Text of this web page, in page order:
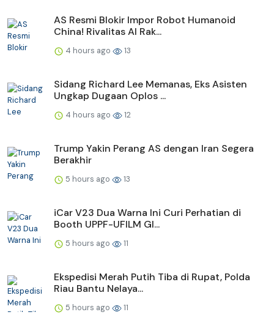
AS Resmi Blokir Impor Robot Humanoid
China! Rivalitas AI Rak...
4 hours ago 13
Sidang Richard Lee Memanas, Eks Asisten
Ungkap Dugaan Oplos ...
4 hours ago 12
Trump Yakin Perang AS dengan Iran Segera
Berakhir
5 hours ago 13
iCar V23 Dua Warna Ini Curi Perhatian di
Booth UPPF-UFILM GI...
5 hours ago 11
Ekspedisi Merah Putih Tiba di Rupat, Polda
Riau Bantu Nelaya...
5 hours ago 11